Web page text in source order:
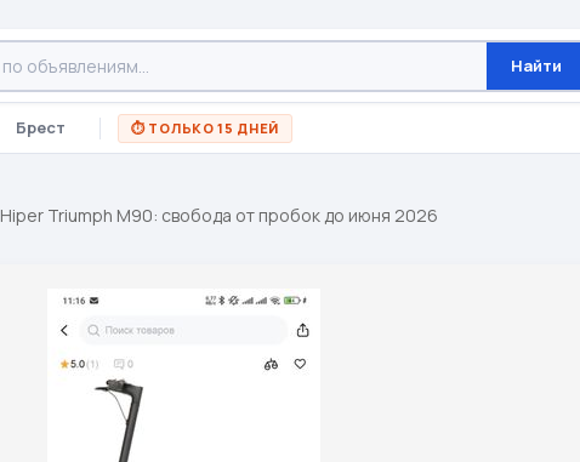
Найти
Брест ⏱ ТОЛЬКО 15 ДНЕЙ
Hiper Triumph M90: свобода от пробок до июня 2026